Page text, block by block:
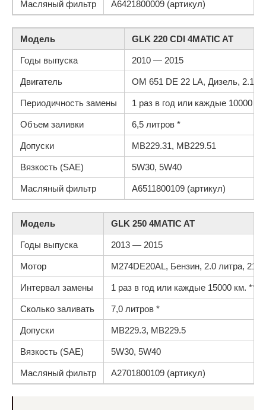
Масляный фильтр A6421800009 (артикул)
Модель GLK 220 CDI 4MATIC AT
Годы выпуска 2010 — 2015
Двигатель OM 651 DE 22 LA, Дизель, 2.1
Периодичность замены 1 раз в год или каждые 10000
Объем заливки 6,5 литров *
Допуски MB229.31, MB229.51
Вязкость (SAE) 5W30, 5W40
Масляный фильтр A6511800109 (артикул)
Модель GLK 250 4MATIC AT
Годы выпуска 2013 — 2015
Мотор M274DE20AL, Бензин, 2.0 литра, 211
Интервал замены 1 раз в год или каждые 15000 км. **
Сколько заливать 7,0 литров *
Допуски MB229.3, MB229.5
Вязкость (SAE) 5W30, 5W40
Масляный фильтр A2701800109 (артикул)